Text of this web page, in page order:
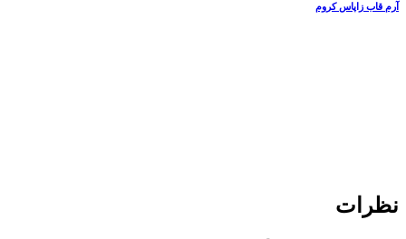
آرم قاب زاپاس کروم
نظرات